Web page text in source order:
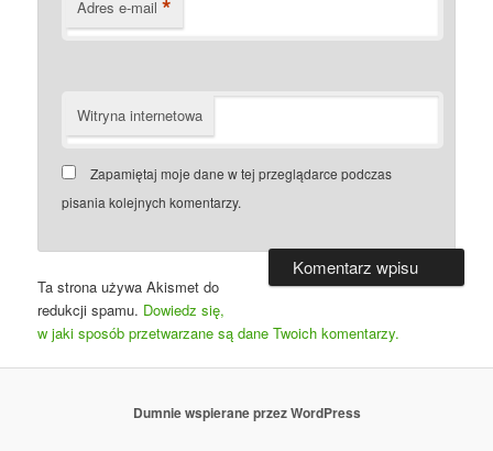
Adres e-mail *
Witryna internetowa
Zapamiętaj moje dane w tej przeglądarce podczas
pisania kolejnych komentarzy.
Ta strona używa Akismet do
redukcji spamu. Dowiedz się,
w jaki sposób przetwarzane są dane Twoich komentarzy.
Dumnie wspierane przez WordPress